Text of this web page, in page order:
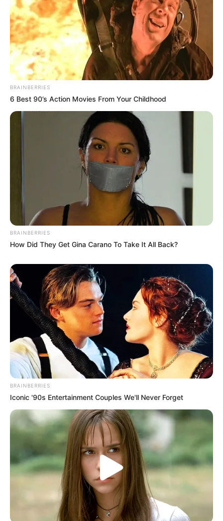
ragadni. Nagyon büszkék lehettek magatokra, ha
negyvenkettedjére is fölálltok és csináljátok.
Tudod, honnan tudod, hogy jól csinálod? Hogy
egyre több gyűlölőd van.”
📱 A videó azóta vírusként terjed a TikTokon, és
több ezer komment érkezett rá – támogatók és
@tothgabiofficial Válasz @Kaffka Tibor
♬ eredeti hang – TÓTH GABI🐦‍🔥
🎤 Tóth Gabi ismét megosztotta a közvéleményt,
de egy biztos: nem rejti véka alá a véleményét. Ti
mit gondoltok – túl keményen fogalmazott, vagy
jogosan védi meg magát?
BRAINBERRIES
6 Best 90’s Action Movies From Your Childhood
BRAINBERRIES
How Did They Get Gina Carano To Take It All Back?
BRAINBERRIES
Iconic '90s Entertainment Couples We'll Never Forget